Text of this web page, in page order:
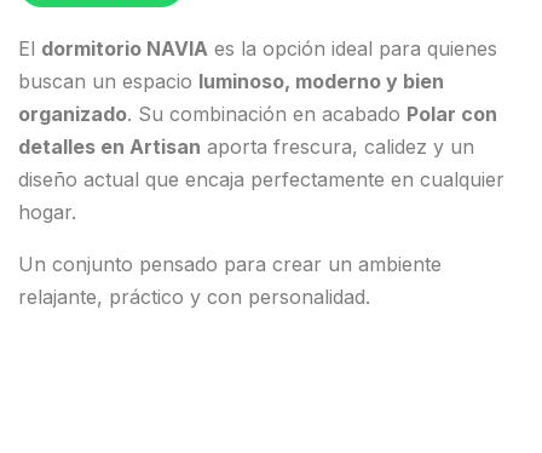
El dormitorio NAVIA es la opción ideal para quienes
buscan un espacio luminoso, moderno y bien
organizado. Su combinación en acabado Polar con
detalles en Artisan aporta frescura, calidez y un
diseño actual que encaja perfectamente en cualquier
hogar.
Un conjunto pensado para crear un ambiente
relajante, práctico y con personalidad.